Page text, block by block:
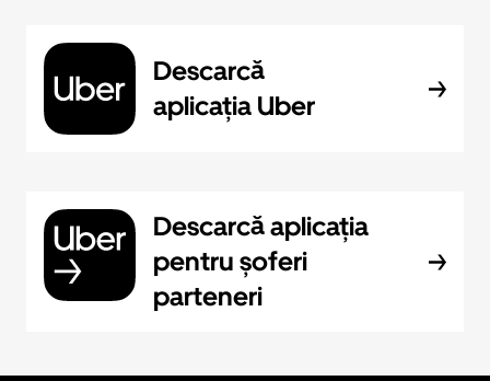
Descarcă
aplicația Uber
Descarcă aplicația
pentru șoferi
parteneri